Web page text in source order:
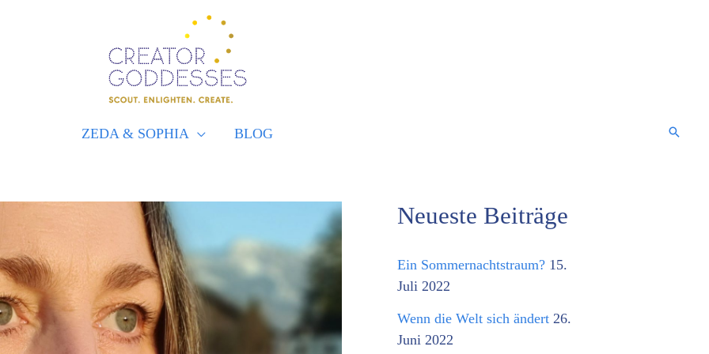
ZEDA & SOPHIA BLOG Suche
Neueste Beiträge
Ein Sommernachtstraum? 15.
Juli 2022
Wenn die Welt sich ändert 26.
Juni 2022
K
t
g